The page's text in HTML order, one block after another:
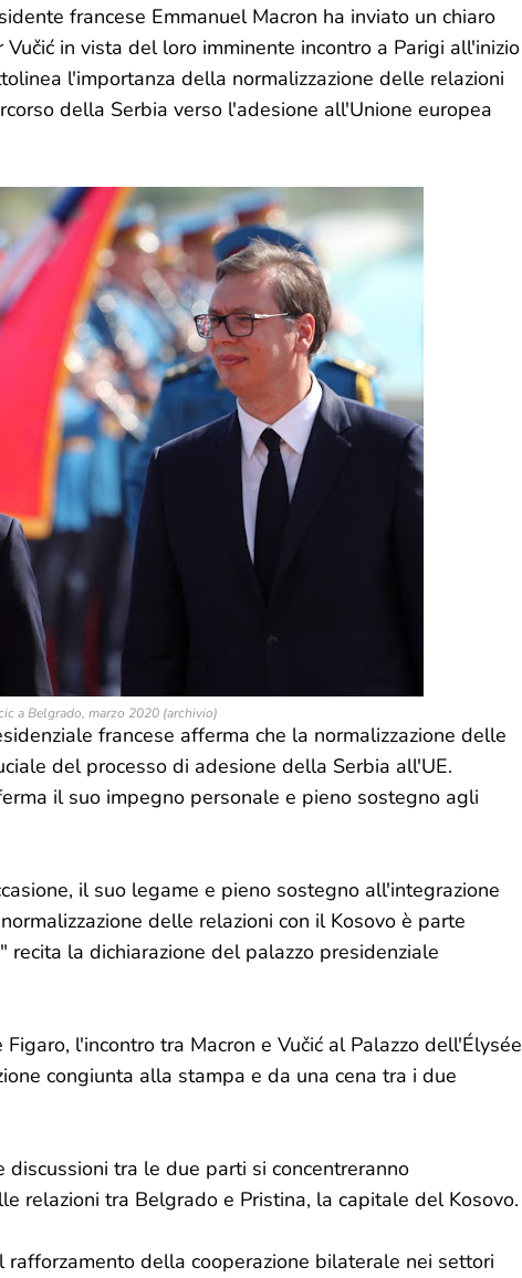
francese Emmanuel Macron ha inviato un chiaro
in vista del loro imminente incontro a Parigi all'inizio
l'importanza della normalizzazione delle relazioni
della Serbia verso l'adesione all'Unione europea
a Belgrado, marzo 2020 (archivio)
francese afferma che la normalizzazione delle
del processo di adesione della Serbia all'UE.
il suo impegno personale e pieno sostegno agli
il suo legame e pieno sostegno all'integrazione
delle relazioni con il Kosovo è parte
la dichiarazione del palazzo presidenziale
l'incontro tra Macron e Vučić al Palazzo dell'Élysée
congiunta alla stampa e da una cena tra i due
tra le due parti si concentreranno
relazioni tra Belgrado e Pristina, la capitale del Kosovo.
della cooperazione bilaterale nei settori